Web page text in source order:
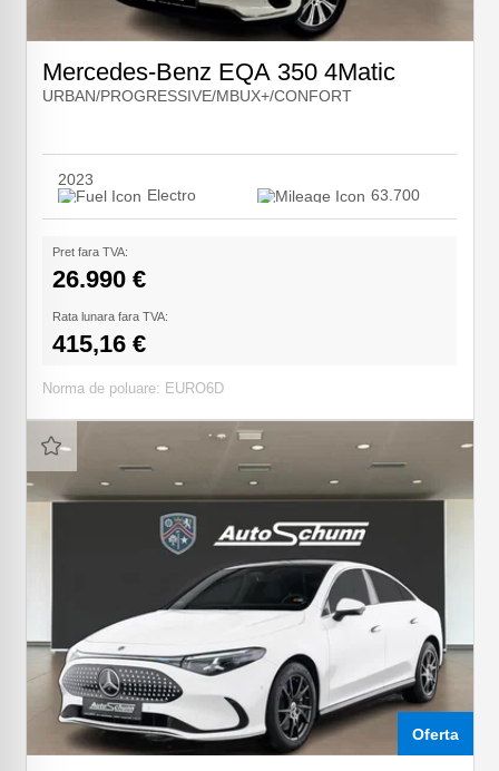
Mercedes-Benz EQA 350 4Matic
URBAN/PROGRESSIVE/MBUX+/CONFORT
2023
63.700
Electro
Pret fara TVA:
26.990 €
Rata lunara fara TVA:
415,16 €
Norma de poluare: EURO6D
Oferta